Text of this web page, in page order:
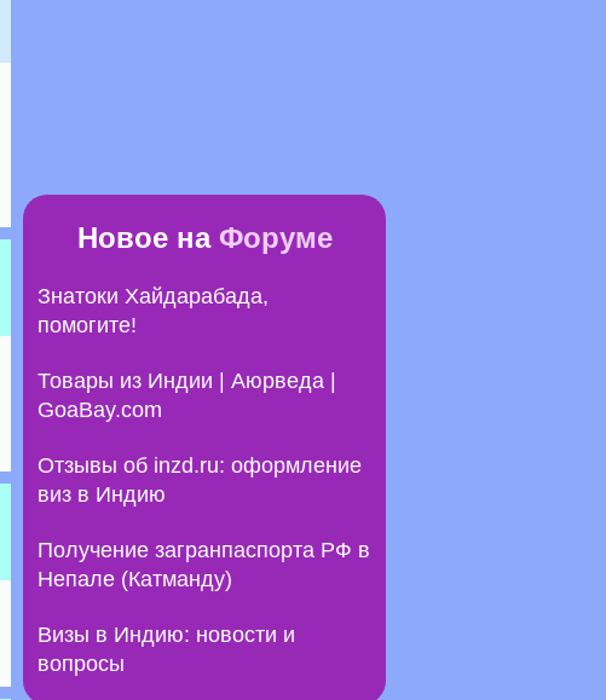
Новое на Форуме
Знатоки Хайдарабада,
помогите!
Товары из Индии | Аюрведа |
GoaBay.com
Отзывы об inzd.ru: оформление
виз в Индию
Получение загранпаспорта РФ в
Непале (Катманду)
Визы в Индию: новости и
вопросы